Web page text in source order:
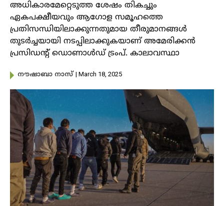
അധികാരമേറ്റെടുത്ത ശേഷം തികച്ചും
ഏകപക്ഷീയവും ആ​ഗോള സമൂഹത്തെ
പ്രതിസന്ധിയിലാക്കുന്നതുമായ തീരുമാനങ്ങൾ
തുടർച്ചയായി നടപ്പിലാക്കുകയാണ് അമേരിക്കൻ
പ്രസിഡന്റ് ഡൊണാൾഡ് ട്രംപ്. കാലാവസ്ഥാ
നൗഷാബാ നാസ് | March 18, 2025